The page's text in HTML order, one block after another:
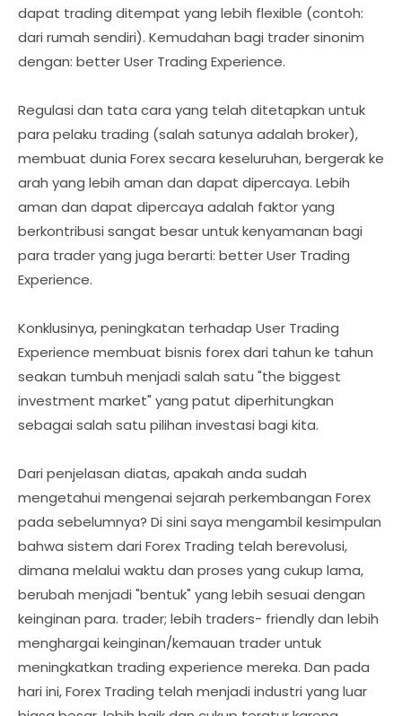
dapat trading ditempat yang lebih flexible (contoh:
dari rumah sendiri). Kemudahan bagi trader sinonim
dengan: better User Trading Experience.
Regulasi dan tata cara yang telah ditetapkan untuk
para pelaku trading (salah satunya adalah broker),
membuat dunia Forex secara keseluruhan, bergerak ke
arah yang lebih aman dan dapat dipercaya. Lebih
aman dan dapat dipercaya adalah faktor yang
berkontribusi sangat besar untuk kenyamanan bagi
para trader yang juga berarti: better User Trading
Experience.
Konklusinya, peningkatan terhadap User Trading
Experience membuat bisnis forex dari tahun ke tahun
seakan tumbuh menjadi salah satu "the biggest
investment market" yang patut diperhitungkan
sebagai salah satu pilihan investasi bagi kita.
Dari penjelasan diatas, apakah anda sudah
mengetahui mengenai sejarah perkembangan Forex
pada sebelumnya? Di sini saya mengambil kesimpulan
bahwa sistem dari Forex Trading telah berevolusi,
dimana melalui waktu dan proses yang cukup lama,
berubah menjadi "bentuk" yang lebih sesuai dengan
keinginan para. trader; lebih traders- friendly dan lebih
menghargai keinginan/kemauan trader untuk
meningkatkan trading experience mereka. Dan pada
hari ini, Forex Trading telah menjadi industri yang luar